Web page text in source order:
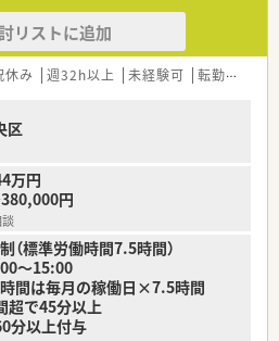
リストに追加
休み 週32h以上 未経験可 転勤なし
区
万円
円
（標準労働時間7.5時間）
～15:00
間は毎月の稼働日×7.5時間
超で45分以上
分以上付与